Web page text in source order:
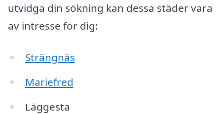
utvidga din sökning kan dessa städer vara
av intresse för dig:
Strängnäs
Mariefred
Läggesta